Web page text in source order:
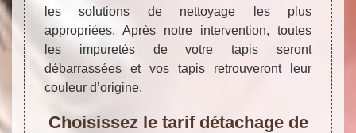
les solutions de nettoyage les plus
appropriées. Après notre intervention, toutes
les impuretés de votre tapis seront
débarrassées et vos tapis retrouveront leur
couleur d’origine.
Choisissez le tarif détachage de